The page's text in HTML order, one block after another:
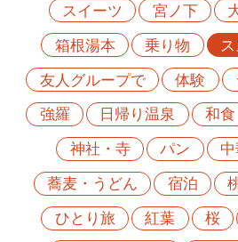
スイーツ
宮ノ下
箱根湯本
乗り物
友人グループで
体験
強羅
日帰り温泉 和食
神社・寺
パン
蕎麦・うどん
宿泊
ひとり旅
紅葉 桜